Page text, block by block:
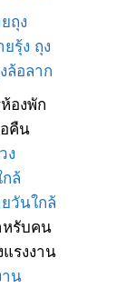
ถุง
ยรุ้ง ถุง
ล้อลาก
องพัก
คืน
ง
ล้
วันใกล้
รับคน
รงงาน
าน